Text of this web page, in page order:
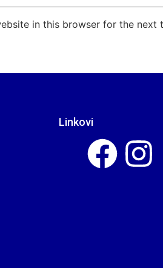
in this browser for the next
Linkovi